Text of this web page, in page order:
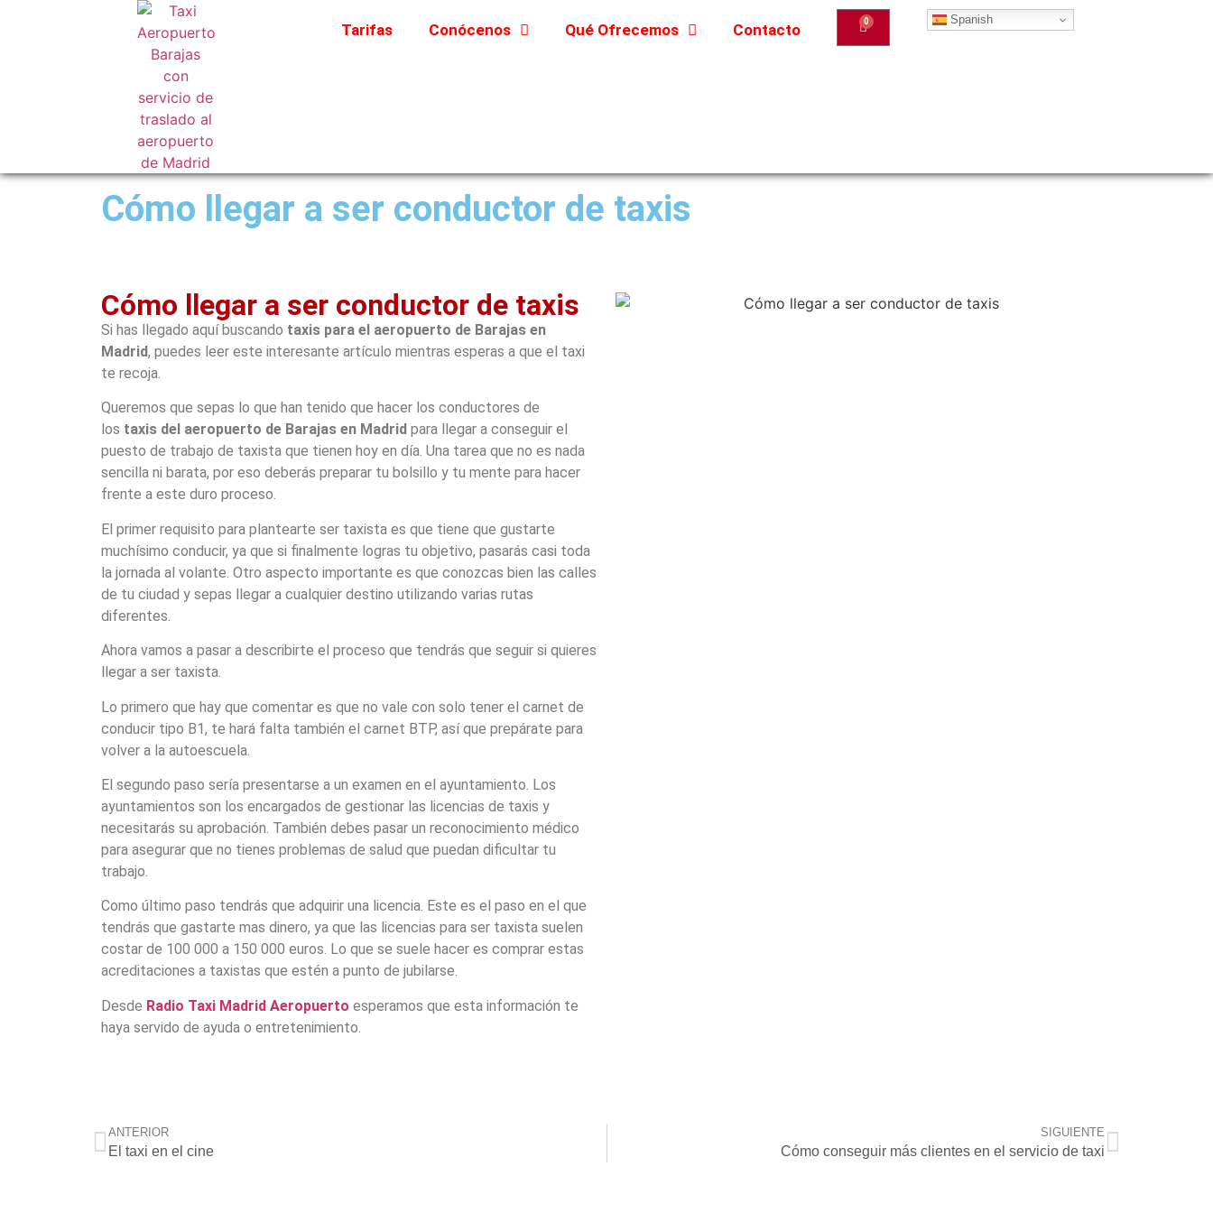
Tarifas Conócenos Qué Ofrecemos Contacto 0 Spanish
Cómo llegar a ser conductor de taxis
Cómo llegar a ser conductor de taxis
Si has llegado aquí buscando taxis para el aeropuerto de Barajas en
Madrid, puedes leer este interesante artículo mientras esperas a que el taxi
te recoja.
Queremos que sepas lo que han tenido que hacer los conductores de
los taxis del aeropuerto de Barajas en Madrid para llegar a conseguir el
puesto de trabajo de taxista que tienen hoy en día. Una tarea que no es nada
sencilla ni barata, por eso deberás preparar tu bolsillo y tu mente para hacer
frente a este duro proceso.
El primer requisito para plantearte ser taxista es que tiene que gustarte
muchísimo conducir, ya que si finalmente logras tu objetivo, pasarás casi toda
la jornada al volante. Otro aspecto importante es que conozcas bien las calles
de tu ciudad y sepas llegar a cualquier destino utilizando varias rutas
diferentes.
Ahora vamos a pasar a describirte el proceso que tendrás que seguir si quieres
llegar a ser taxista.
Lo primero que hay que comentar es que no vale con solo tener el carnet de
conducir tipo B1, te hará falta también el carnet BTP, así que prepárate para
volver a la autoescuela.
El segundo paso sería presentarse a un examen en el ayuntamiento. Los
ayuntamientos son los encargados de gestionar las licencias de taxis y
necesitarás su aprobación. También debes pasar un reconocimiento médico
para asegurar que no tienes problemas de salud que puedan dificultar tu
trabajo.
Como último paso tendrás que adquirir una licencia. Este es el paso en el que
tendrás que gastarte mas dinero, ya que las licencias para ser taxista suelen
costar de 100 000 a 150 000 euros. Lo que se suele hacer es comprar estas
acreditaciones a taxistas que estén a punto de jubilarse.
Desde Radio Taxi Madrid Aeropuerto esperamos que esta información te
haya servido de ayuda o entretenimiento.
ANTERIOR
El taxi en el cine
SIGUIENTE
Cómo conseguir más clientes en el servicio de taxi